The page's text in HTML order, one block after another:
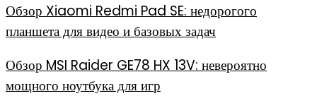
Обзор Xiaomi Redmi Pad SE: недорогого
планшета для видео и базовых задач
Обзор MSI Raider GE78 HX 13V: невероятно
мощного ноутбука для игр